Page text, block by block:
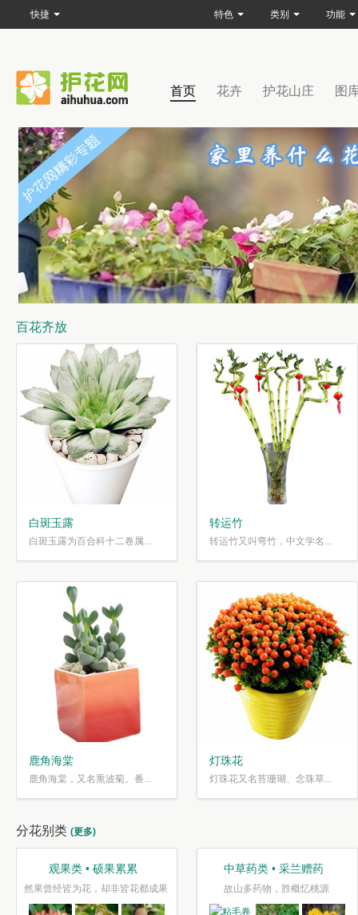
首页 花卉 护花山庄 图
百花齐放
白斑玉露
白斑玉露为百合科十二卷属...
转运竹
转运竹又叫弯竹，中文学名...
鹿角海棠
鹿角海棠，又名熏波菊。番...
灯珠花
灯珠花又名苔珊瑚、念珠草...
分花别类 (更多)
观果类 • 硕果累累
然果曾经皆为花，却非皆花都成果
中草药类 • 采兰赠药
故山多药物，胜概忆桃源
快捷 特色 类别 功能